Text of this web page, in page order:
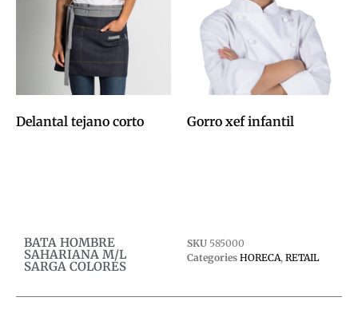
Delantal tejano corto Gorro xef infantil
BATA HOMBRE
SAHARIANA M/L
SARGA COLORES
SKU 585000
Categories HORECA, RETAIL